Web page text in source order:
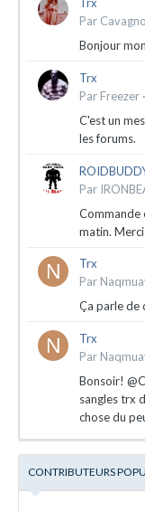
Par
Bonjour
Trx
Par Freezer ·
C'est un
les forums.
Par
Commande
matin.
Trx
Par
Ça parle de
Trx
Par
Bonsoir!
sangles trx
chose du
CONTRIBUTEURS